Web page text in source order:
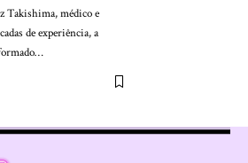
Takishima, médico e
de experiência, a